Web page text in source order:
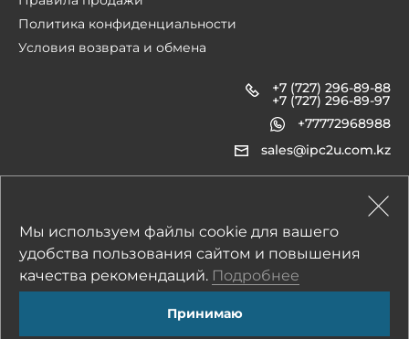
+7 (727) 296-89-88
+7 (727) 296-89-97
+77772968988
sales@ipc2u.com.kz
Политика конфиденциальности
Условия возврата и обмена
1990-2026 © IPC2U
Все материалы, характеристики, цены представленные на сайте не являются
публичной офертой.
Оплата принимается в тенге. 1 у.е. = 1 USD по курсу НБ РК на день оплаты.
Разработка — студия «Сибирикс»
Мы используем файлы cookie для вашего
удобства пользования сайтом и повышения
качества рекомендаций. Подробнее
Принимаю